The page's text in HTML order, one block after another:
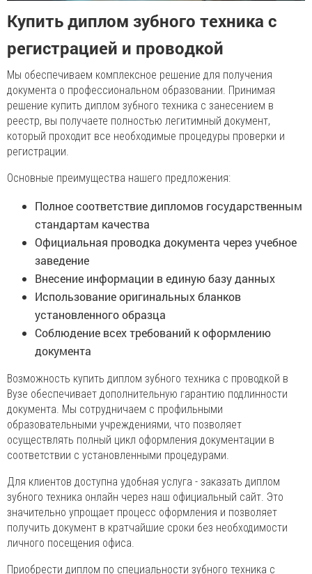
Купить диплом зубного техника с
регистрацией и проводкой
Мы обеспечиваем комплексное решение для получения
документа о профессиональном образовании. Принимая
решение купить диплом зубного техника с занесением в
реестр, вы получаете полностью легитимный документ,
который проходит все необходимые процедуры проверки и
регистрации.
Основные преимущества нашего предложения:
Полное соответствие дипломов государственным
стандартам качества
Официальная проводка документа через учебное
заведение
Внесение информации в единую базу данных
Использование оригинальных бланков
установленного образца
Соблюдение всех требований к оформлению
документа
Возможность купить диплом зубного техника с проводкой в
Вузе обеспечивает дополнительную гарантию подлинности
документа. Мы сотрудничаем с профильными
образовательными учреждениями, что позволяет
осуществлять полный цикл оформления документации в
соответствии с установленными процедурами.
Для клиентов доступна удобная услуга - заказать диплом
зубного техника онлайн через наш официальный сайт. Это
значительно упрощает процесс оформления и позволяет
получить документ в кратчайшие сроки без необходимости
личного посещения офиса.
Приобрести диплом по специальности зубного техника с